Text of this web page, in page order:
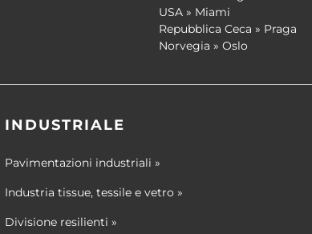
USA » Miami
Repubblica Ceca » Praga
Norvegia » Oslo
INDUSTRIALE
Pavimentazioni industriali »
Industria tissue, tessile e vetro »
Divisione resilienti »